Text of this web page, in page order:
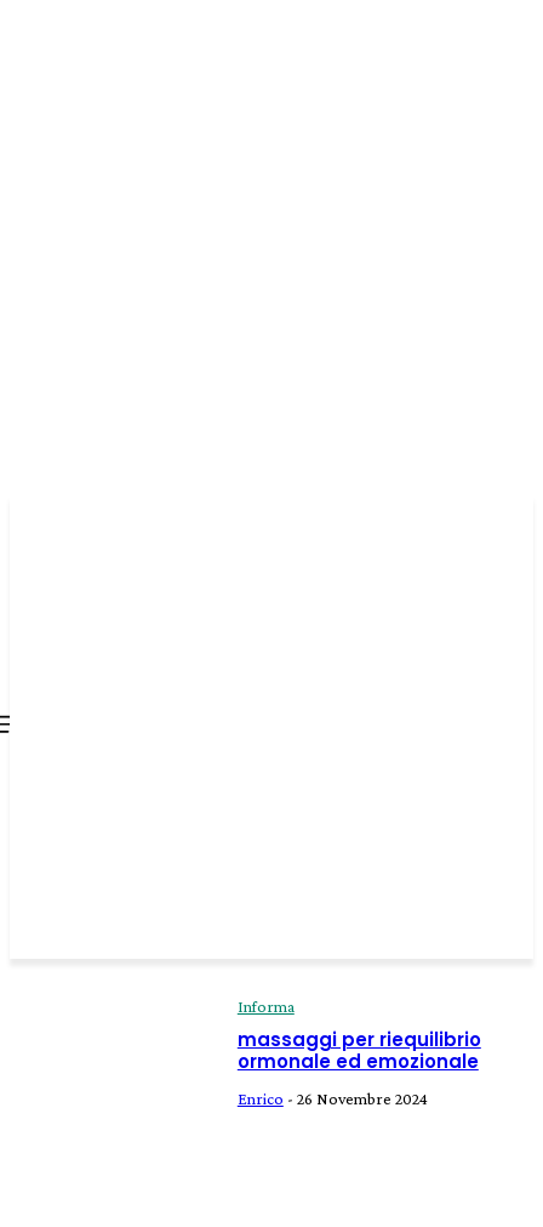
Informa
massaggi per riequilibrio
ormonale ed emozionale
Enrico - 26 Novembre 2024